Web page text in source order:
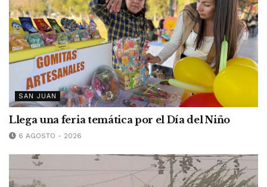
SAN JUAN
Llega una feria temática por el Día del Niño
6 AGOSTO - 2026